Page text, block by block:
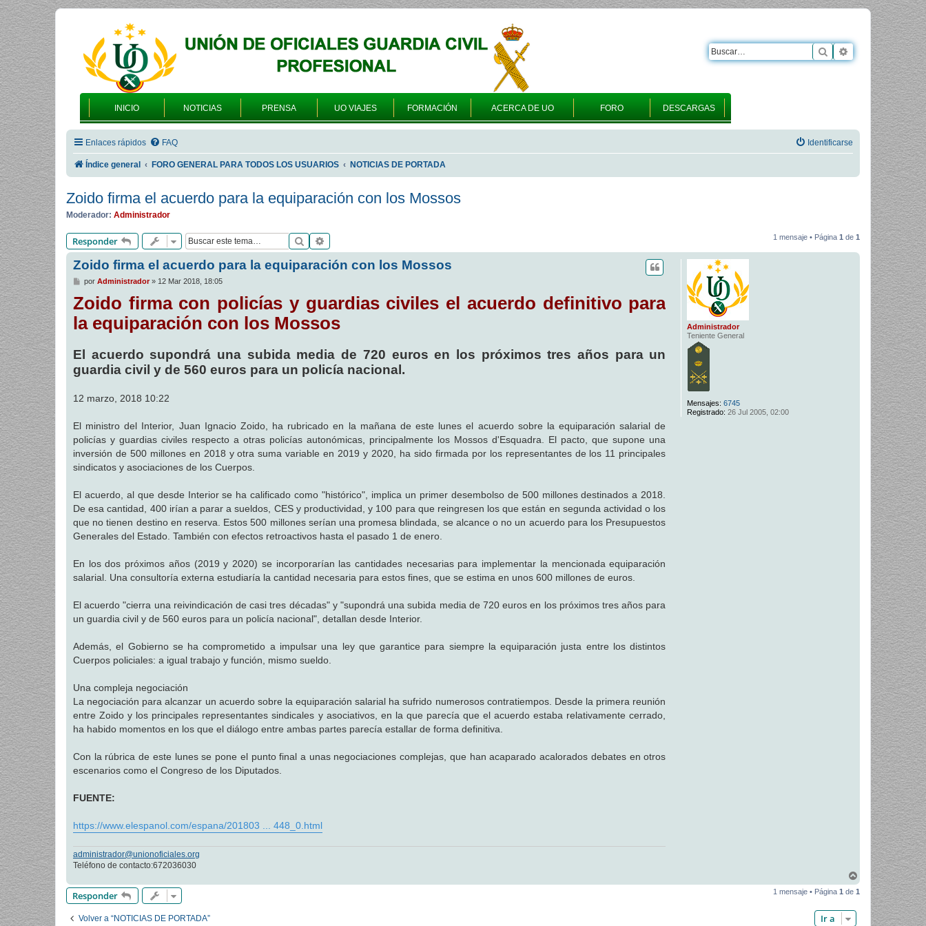
INICIO NOTICIAS PRENSA UO VIAJES FORMACIÓN ACERCA DE UO FORO DESCARGAS
Buscar Búsqueda
Enlaces rápidos FAQ Identificarse
Índice general FORO GENERAL PARA TODOS LOS USUARIOS NOTICIAS DE PORTADA
Zoido firma el acuerdo para la equiparación con los Mossos
Moderador: Administrador
Responder Buscar 1 mensaje • Página 1 de 1
Administrador
Teniente General
Mensajes: 6745
Registrado: 26 Jul 2005, 02:00
Zoido firma el acuerdo para la equiparación con los Mossos
M
n
s
j
por Administrador» 12 Mar 2018, 18:05
Zoido firma con policías y guardias civiles el acuerdo definitivo para
la equiparación con los Mossos
El acuerdo supondrá una subida media de 720 euros en los próximos tres años para un
guardia civil y de 560 euros para un policía nacional.
12 marzo, 2018 10:22
El ministro del Interior, Juan Ignacio Zoido, ha rubricado en la mañana de este lunes el acuerdo sobre la equiparación salarial de
policías y guardias civiles respecto a otras policías autonómicas, principalmente los Mossos d'Esquadra. El pacto, que supone una
inversión de 500 millones en 2018 y otra suma variable en 2019 y 2020, ha sido firmada por los representantes de los 11 principales
sindicatos y asociaciones de los Cuerpos.
El acuerdo, al que desde Interior se ha calificado como "histórico", implica un primer desembolso de 500 millones destinados a 2018.
De esa cantidad, 400 irían a parar a sueldos, CES y productividad, y 100 para que reingresen los que están en segunda actividad o los
que no tienen destino en reserva. Estos 500 millones serían una promesa blindada, se alcance o no un acuerdo para los Presupuestos
Generales del Estado. También con efectos retroactivos hasta el pasado 1 de enero.
En los dos próximos años (2019 y 2020) se incorporarían las cantidades necesarias para implementar la mencionada equiparación
salarial. Una consultoría externa estudiaría la cantidad necesaria para estos fines, que se estima en unos 600 millones de euros.
El acuerdo "cierra una reivindicación de casi tres décadas" y "supondrá una subida media de 720 euros en los próximos tres años para
un guardia civil y de 560 euros para un policía nacional", detallan desde Interior.
Además, el Gobierno se ha comprometido a impulsar una ley que garantice para siempre la equiparación justa entre los distintos
Cuerpos policiales: a igual trabajo y función, mismo sueldo.
Una compleja negociación
La negociación para alcanzar un acuerdo sobre la equiparación salarial ha sufrido numerosos contratiempos. Desde la primera reunión
entre Zoido y los principales representantes sindicales y asociativos, en la que parecía que el acuerdo estaba relativamente cerrado,
ha habido momentos en los que el diálogo entre ambas partes parecía estallar de forma definitiva.
Con la rúbrica de este lunes se pone el punto final a unas negociaciones complejas, que han acaparado acalorados debates en otros
escenarios como el Congreso de los Diputados.
FUENTE:
https://www.elespanol.com/espana/201803 ... 448_0.html
administrador@unionoficiales.org
Teléfono de contacto:672036030
r
r
Responder 1 mensaje • Página 1 de 1
Volver a “NOTICIAS DE PORTADA” Ir a